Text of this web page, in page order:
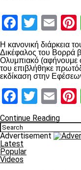
Η κανονική διάρκεια
Δικέφαλος του Βορρά
Ολυμπιακό (αφήνουμε
του επιβλήθηκε
εκδίκαση στην
Continue Reading
Advertisement
Latest
Popular
Videos